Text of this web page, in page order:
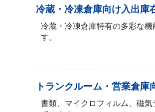
冷蔵・冷凍倉庫向け入出庫
冷蔵・冷凍倉庫特有の多彩な
す。
トランクルーム・営業倉
書類、マイクロフィルム、磁